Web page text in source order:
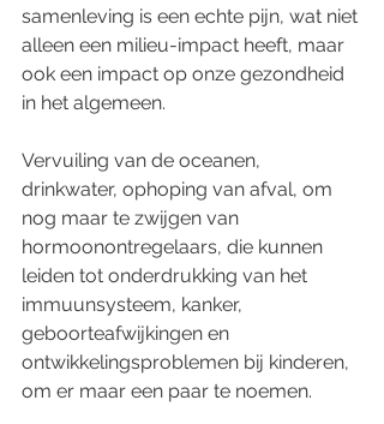
samenleving is een echte pijn, wat niet
alleen een milieu-impact heeft, maar
ook een impact op onze gezondheid
in het algemeen.
Vervuiling van de oceanen,
drinkwater, ophoping van afval, om
nog maar te zwijgen van
hormoonontregelaars, die kunnen
leiden tot onderdrukking van het
immuunsysteem, kanker,
geboorteafwijkingen en
ontwikkelingsproblemen bij kinderen,
om er maar een paar te noemen.